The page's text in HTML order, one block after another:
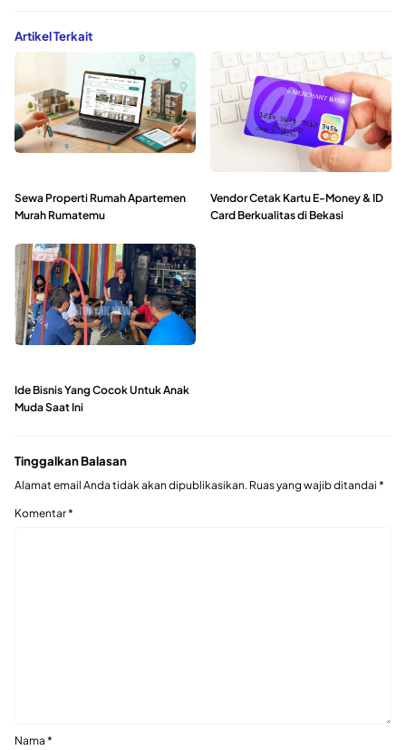
Artikel Terkait
Sewa Properti Rumah Apartemen
Murah Rumatemu
Vendor Cetak Kartu E-Money & ID
Card Berkualitas di Bekasi
Ide Bisnis Yang Cocok Untuk Anak
Muda Saat Ini
Tinggalkan Balasan
Alamat email Anda tidak akan dipublikasikan. Ruas yang wajib ditandai *
Komentar*
Nama *